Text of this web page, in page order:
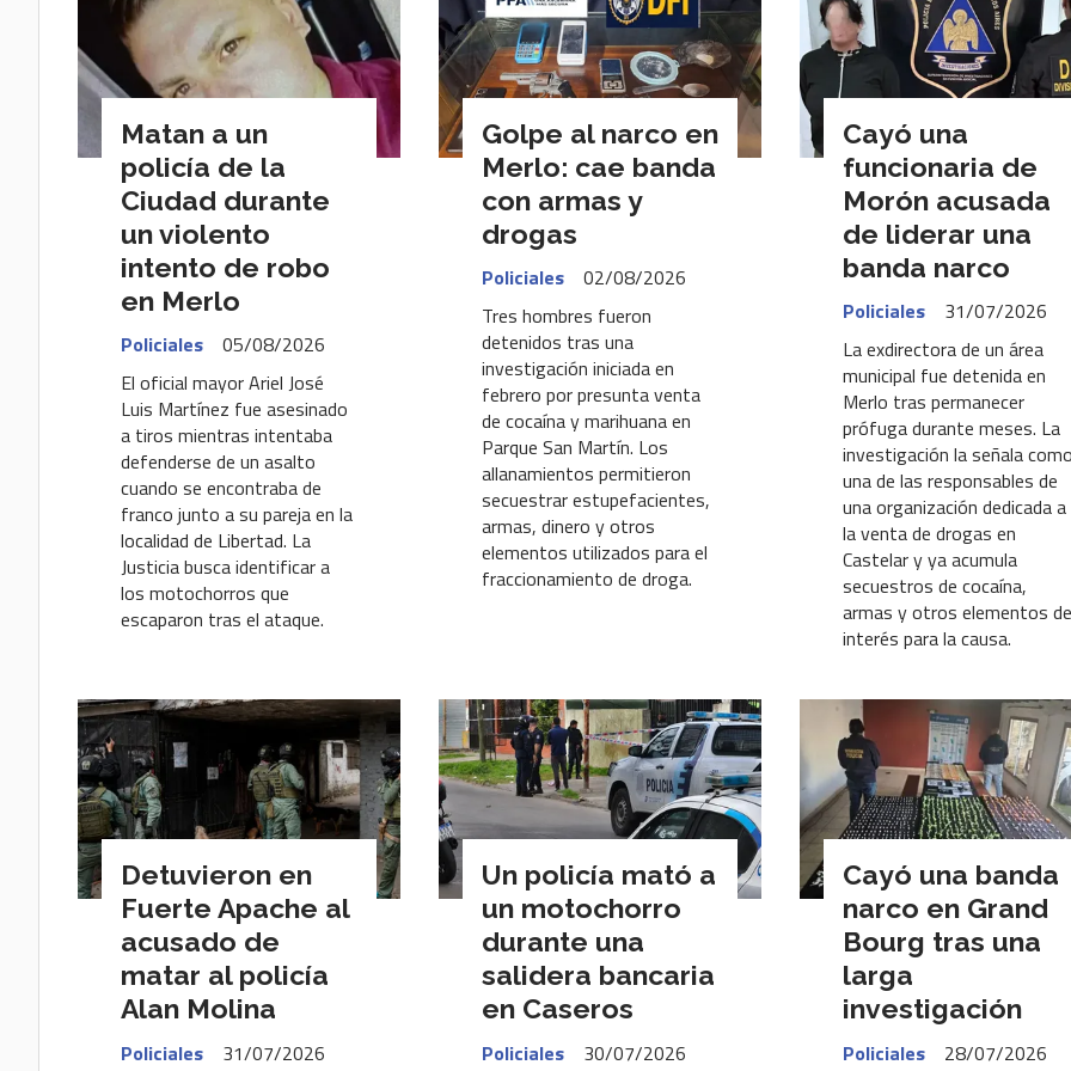
Matan a un
policía de la
Ciudad durante
un violento
intento de robo
en Merlo
Policiales
05/08/2026
El oficial mayor Ariel José
Luis Martínez fue asesinado
a tiros mientras intentaba
defenderse de un asalto
cuando se encontraba de
franco junto a su pareja en la
localidad de Libertad. La
Justicia busca identificar a
los motochorros que
escaparon tras el ataque.
Golpe al narco en
Merlo: cae banda
con armas y
drogas
Policiales
02/08/2026
Tres hombres fueron
detenidos tras una
investigación iniciada en
febrero por presunta venta
de cocaína y marihuana en
Parque San Martín. Los
allanamientos permitieron
secuestrar estupefacientes,
armas, dinero y otros
elementos utilizados para el
fraccionamiento de droga.
Cayó una
funcionaria de
Morón acusada
de liderar una
banda narco
Policiales
31/07/2026
La exdirectora de un área
municipal fue detenida en
Merlo tras permanecer
prófuga durante meses. La
investigación la señala
una de las responsables de
una organización dedicada a
la venta de drogas en
Castelar y ya acumula
secuestros de cocaína,
armas y otros elementos de
interés para la causa.
Detuvieron en
Fuerte Apache al
acusado de
matar al policía
Alan Molina
Policiales 31/07/2026
Un policía mató a
un motochorro
durante una
salidera bancaria
en Caseros
Policiales 30/07/2026
Cayó una banda
narco en Grand
Bourg tras una
larga
investigación
Policiales 28/07/2026